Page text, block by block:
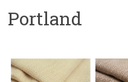
Portland